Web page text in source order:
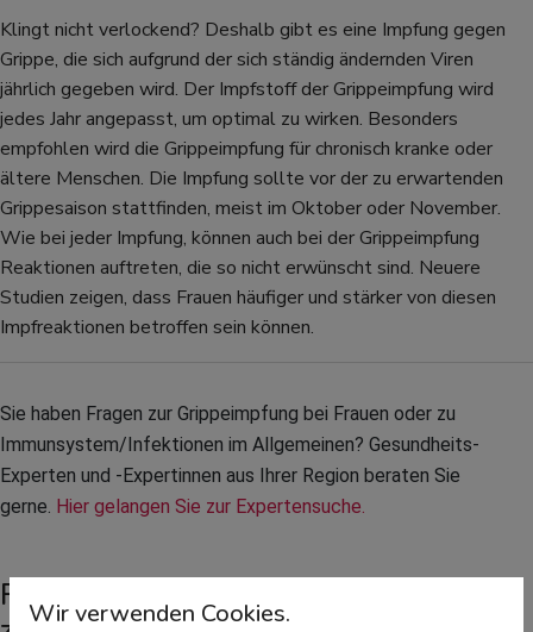
Klingt nicht verlockend? Deshalb gibt es eine Impfung gegen
Grippe, die sich aufgrund der sich ständig ändernden Viren
jährlich gegeben wird. Der Impfstoff der Grippeimpfung wird
jedes Jahr angepasst, um optimal zu wirken. Besonders
empfohlen wird die Grippeimpfung für chronisch kranke oder
ältere Menschen. Die Impfung sollte vor der zu erwartenden
Grippesaison stattfinden, meist im Oktober oder November.
Wie bei jeder Impfung, können auch bei der Grippeimpfung
Reaktionen auftreten, die so nicht erwünscht sind. Neuere
Studien zeigen, dass Frauen häufiger und stärker von diesen
Impfreaktionen betroffen sein können.
Sie haben Fragen zur Grippeimpfung bei Frauen oder zu
Immunsystem/Infektionen im Allgemeinen? Gesundheits-
Experten und -Expertinnen aus Ihrer Region beraten Sie
gerne. Hier gelangen Sie zur Expertensuche.
Reaktionen häufiger bei Frauen
Wir verwenden Cookies.